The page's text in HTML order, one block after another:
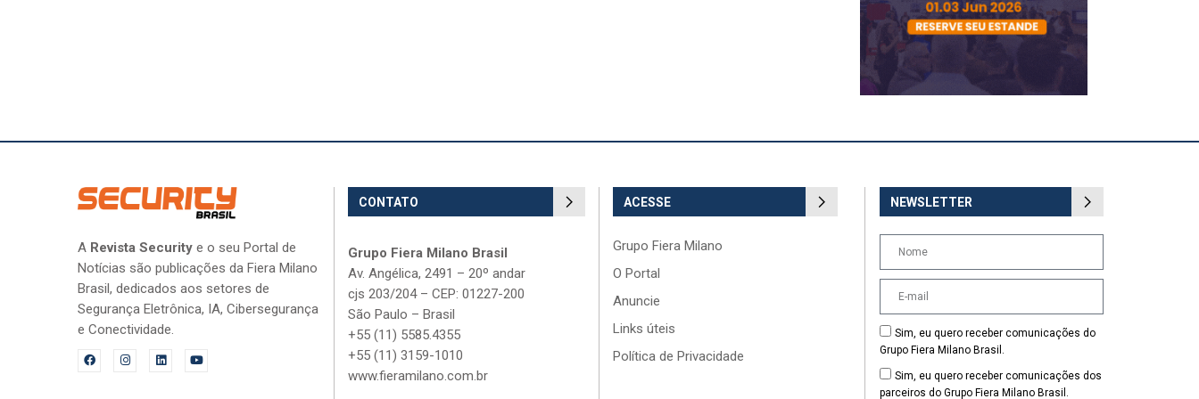
A Revista Security e o seu Portal de
Notícias são publicações da Fiera Milano
Brasil, dedicados aos setores de
Segurança Eletrônica, IA, Cibersegurança
e Conectividade.
CONTATO
Grupo Fiera Milano Brasil
Av. Angélica, 2491 – 20º andar
cjs 203/204 – CEP: 01227-200
São Paulo – Brasil
+55 (11) 5585.4355
+55 (11) 3159-1010
www.fieramilano.com.br
ACESSE
Grupo Fiera Milano
O Portal
Anuncie
Links úteis
Política de Privacidade
NEWSLETTER
Sim, eu quero receber comunicações do
Grupo Fiera Milano Brasil.
Sim, eu quero receber comunicações dos
parceiros do Grupo Fiera Milano Brasil.